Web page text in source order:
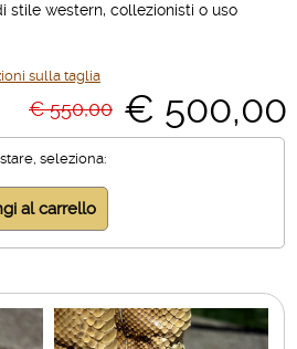
stile western, collezionisti o uso
sulla taglia
€ 550,00 € 500,00
seleziona: